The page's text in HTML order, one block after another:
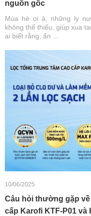
nguồn gốc
Mùa hè oi ả, những ly
không thể thiếu, giúp xua
ai biết rằng, ẩn ...
10/06/2025
Câu hỏi thường gặp
cấp Karofi KTF-P01 và